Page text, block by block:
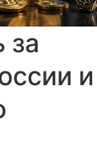
за
и